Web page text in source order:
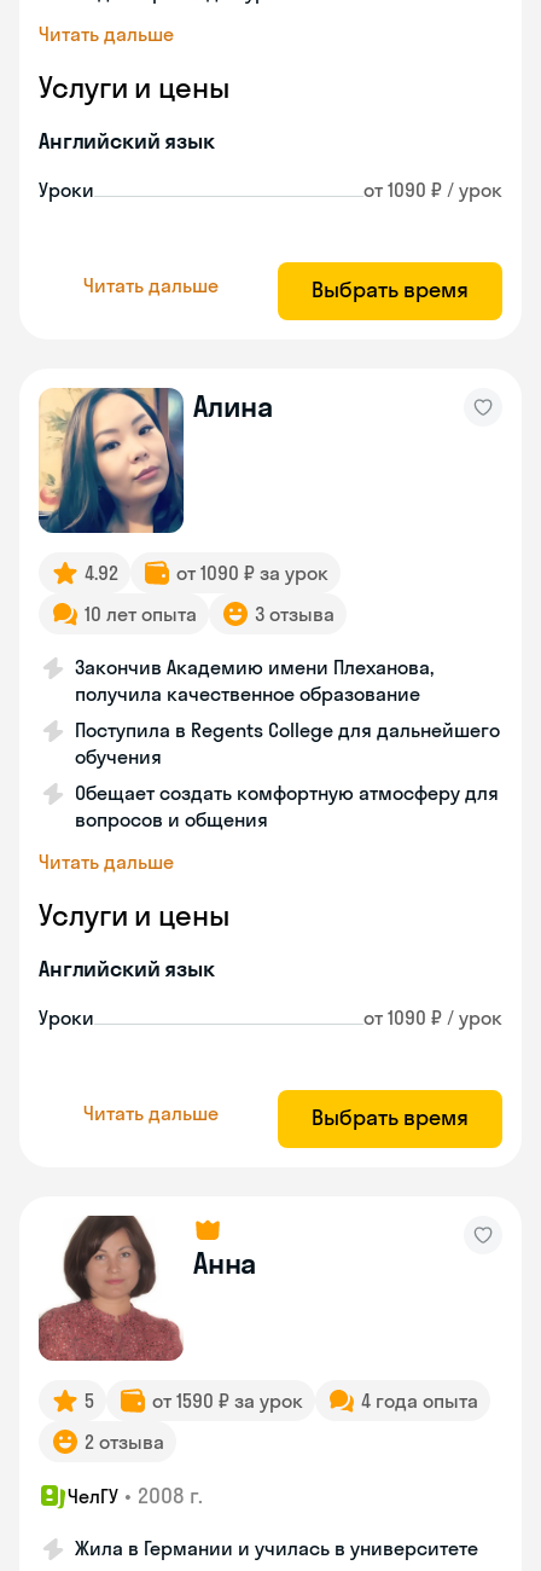
Читать дальше
Услуги и цены
Английский язык
Уроки от 1090 ₽ / урок
Читать дальше Выбрать время
Алина
4.92
от 1090 ₽ за урок
10 лет опыта
3 отзыва
Закончив Академию имени Плеханова,
получила качественное образование
Поступила в Regents College для дальнейшего
обучения
Обещает создать комфортную атмосферу для
вопросов и общения
Читать дальше
Услуги и цены
Английский язык
Уроки от 1090 ₽ / урок
Читать дальше Выбрать время
Анна
5 от 1590 ₽ за урок
4 года опыта
2 отзыва
ЧелГУ • 2008 г.
Жила в Германии и училась в университете